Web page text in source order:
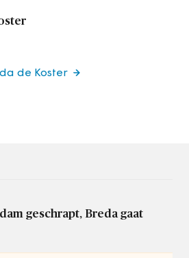
de Koster
geschrapt, Breda gaat